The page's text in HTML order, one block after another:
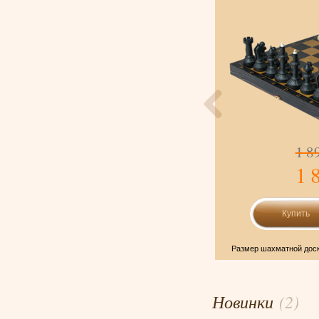
1
1
Размер шахматной
Новинки (2)